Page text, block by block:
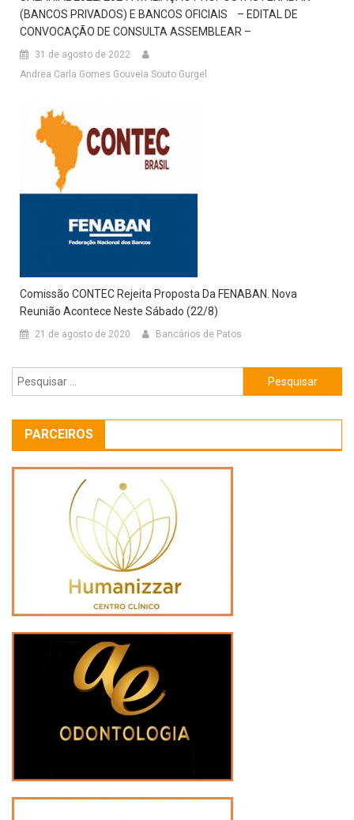
(BANCOS PRIVADOS) E BANCOS OFICIAIS – EDITAL DE
CONVOCAÇÃO DE CONSULTA ASSEMBLEAR –
31 de agosto de 2022
Andrea Carla Gomes Gouveia Souto Gurgel
Comissão CONTEC Rejeita Proposta Da FENABAN. Nova
Reunião Acontece Neste Sábado (22/8)
21 de agosto de 2020 Bancários de Patos
Pesquisar
por:
PARCEIROS